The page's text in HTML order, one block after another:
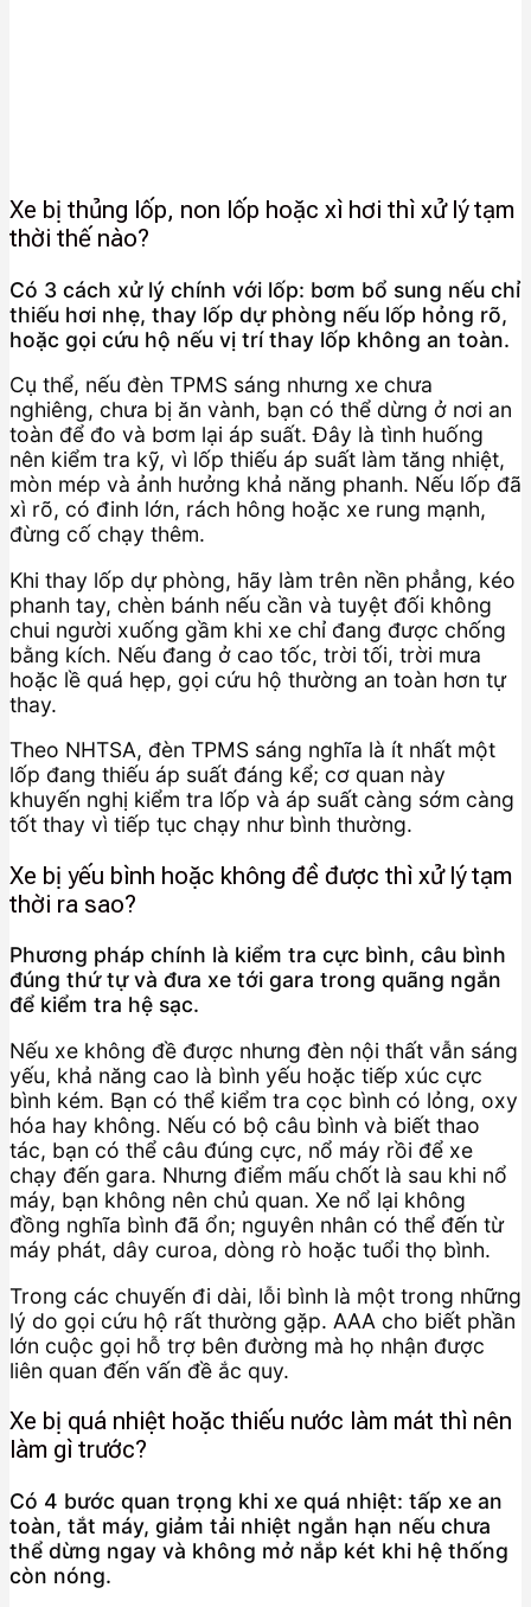
Xe bị thủng lốp, non lốp hoặc xì hơi thì xử lý tạm
thời thế nào?
Có 3 cách xử lý chính với lốp: bơm bổ sung nếu chỉ
thiếu hơi nhẹ, thay lốp dự phòng nếu lốp hỏng rõ,
hoặc gọi cứu hộ nếu vị trí thay lốp không an toàn.
Cụ thể, nếu đèn TPMS sáng nhưng xe chưa
nghiêng, chưa bị ăn vành, bạn có thể dừng ở nơi an
toàn để đo và bơm lại áp suất. Đây là tình huống
nên kiểm tra kỹ, vì lốp thiếu áp suất làm tăng nhiệt,
mòn mép và ảnh hưởng khả năng phanh. Nếu lốp đã
xì rõ, có đinh lớn, rách hông hoặc xe rung mạnh,
đừng cố chạy thêm.
Khi thay lốp dự phòng, hãy làm trên nền phẳng, kéo
phanh tay, chèn bánh nếu cần và tuyệt đối không
chui người xuống gầm khi xe chỉ đang được chống
bằng kích. Nếu đang ở cao tốc, trời tối, trời mưa
hoặc lề quá hẹp, gọi cứu hộ thường an toàn hơn tự
thay.
Theo NHTSA, đèn TPMS sáng nghĩa là ít nhất một
lốp đang thiếu áp suất đáng kể; cơ quan này
khuyến nghị kiểm tra lốp và áp suất càng sớm càng
tốt thay vì tiếp tục chạy như bình thường.
Xe bị yếu bình hoặc không đề được thì xử lý tạm
thời ra sao?
Phương pháp chính là kiểm tra cực bình, câu bình
đúng thứ tự và đưa xe tới gara trong quãng ngắn
để kiểm tra hệ sạc.
Nếu xe không đề được nhưng đèn nội thất vẫn sáng
yếu, khả năng cao là bình yếu hoặc tiếp xúc cực
bình kém. Bạn có thể kiểm tra cọc bình có lỏng, oxy
hóa hay không. Nếu có bộ câu bình và biết thao
tác, bạn có thể câu đúng cực, nổ máy rồi để xe
chạy đến gara. Nhưng điểm mấu chốt là sau khi nổ
máy, bạn không nên chủ quan. Xe nổ lại không
đồng nghĩa bình đã ổn; nguyên nhân có thể đến từ
máy phát, dây curoa, dòng rò hoặc tuổi thọ bình.
Trong các chuyến đi dài, lỗi bình là một trong những
lý do gọi cứu hộ rất thường gặp. AAA cho biết phần
lớn cuộc gọi hỗ trợ bên đường mà họ nhận được
liên quan đến vấn đề ắc quy.
Xe bị quá nhiệt hoặc thiếu nước làm mát thì nên
làm gì trước?
Có 4 bước quan trọng khi xe quá nhiệt: tấp xe an
toàn, tắt máy, giảm tải nhiệt ngắn hạn nếu chưa
thể dừng ngay và không mở nắp két khi hệ thống
còn nóng.